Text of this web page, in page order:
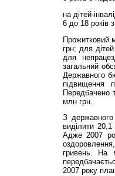
на дітей-
6 до 18 років
Прожитковий
грн; для
для
загальний
Державного
підвищення
Передбачено
млн грн.
З
виділити
Адже 2007
гривень. На
2007 року